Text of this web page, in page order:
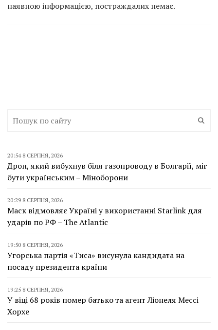
наявною інформацією, постраждалих немає.
20:54 8 СЕРПНЯ, 2026
Дрон, який вибухнув біля газопроводу в Болгарії, міг
бути українським – Міноборони
20:29 8 СЕРПНЯ, 2026
Маск відмовляє Україні у використанні Starlink для
ударів по РФ – The Atlantic
19:50 8 СЕРПНЯ, 2026
Угорська партія «Тиса» висунула кандидата на
посаду президента країни
19:25 8 СЕРПНЯ, 2026
У віці 68 років помер батько та агент Ліонеля Мессі
Хорхе